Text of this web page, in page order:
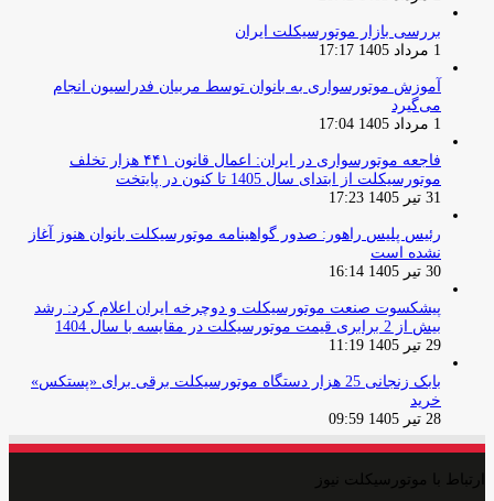
بررسی بازار موتورسیکلت ایران
1 مرداد 1405 17:17
آموزش موتورسواری به بانوان توسط مربیان فدراسیون انجام
می‌گیرد
1 مرداد 1405 17:04
فاجعه موتورسواری در ایران: اعمال قانون ۴۴۱ هزار تخلف
موتورسیکلت از ابتدای سال 1405 تا کنون در پایتخت
31 تیر 1405 17:23
رئیس پلیس راهور: صدور گواهینامه موتورسیکلت بانوان هنوز آغاز
نشده است
30 تیر 1405 16:14
پیشکسوت صنعت موتورسیکلت و دوچرخه ایران اعلام کرد: رشد
بیش از 2 برابری قیمت موتورسیکلت در مقایسه با سال 1404
29 تیر 1405 11:19
بابک زنجانی 25 هزار دستگاه موتورسیکلت برقی برای «پستکس»
خرید
28 تیر 1405 09:59
ارتباط با موتورسیکلت نیوز